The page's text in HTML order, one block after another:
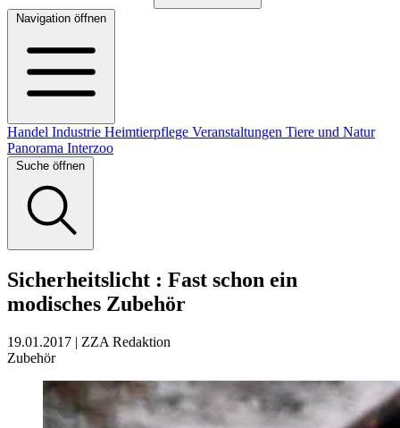
Navigation öffnen
Handel Industrie Heimtierpflege Veranstaltungen Tiere und Natur
Panorama Interzoo
Suche öffnen
Sicherheitslicht : Fast schon ein
modisches Zubehör
19.01.2017 | ZZA Redaktion
Zubehör